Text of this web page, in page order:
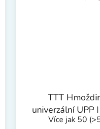
TTT
univerzální UPP
mm 1bal/
Více jak 50